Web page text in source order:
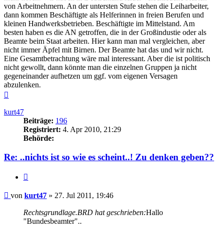
von Arbeitnehmern. An der untersten Stufe stehen die Leiharbeiter,
dann kommen Beschäftigte als Helferinnen in freien Berufen und
kleinen Handwerksbetrieben. Beschäftigte im Mittelstand. Am
besten haben es die AN getroffen, die in der Großindustie oder als
Beamte beim Staat arbeiten. Hier kann man mal vergleichen, aber
nicht immer Äpfel mit Birnen. Der Beamte hat das und wir nicht.
Eine Gesamtbetrachtung wäre mal interessant. Aber die ist politisch
nicht gewollt, dann könnte man die einzelnen Gruppen ja nicht
gegeneinander aufhetzen um ggf. vom eigenen Versagen
abzulenken.
kurt47
Beiträge: 196
Registriert: 4. Apr 2010, 21:29
Behörde:
Re: ..nichts ist so wie es scheint..! Zu denken geben??
Beitrag
von kurt47 » 27. Jul 2011, 19:46
Rechtsgrundlage.BRD hat geschrieben:Hallo
"Bundesbeamter"..